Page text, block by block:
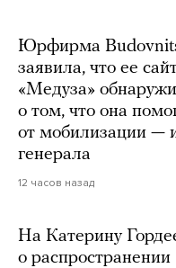
Юрфирма
заявила, что ее
«Медуза»
о том, что она
от мобилизации —
генерала
12 часов назад
На Катерину
о